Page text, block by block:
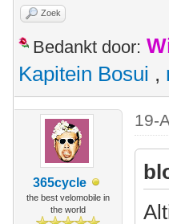
Zoek
Bedankt door:
Kapitein Bosui ,
365cycle
the best velomobile in
the world
19-